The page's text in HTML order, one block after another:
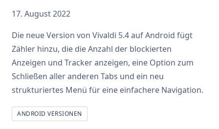
17. August 2022
Die neue Version von Vivaldi 5.4 auf Android fügt
Zähler hinzu, die die Anzahl der blockierten
Anzeigen und Tracker anzeigen, eine Option zum
Schließen aller anderen Tabs und ein neu
strukturiertes Menü für eine einfachere Navigation.
ANDROID VERSIONEN